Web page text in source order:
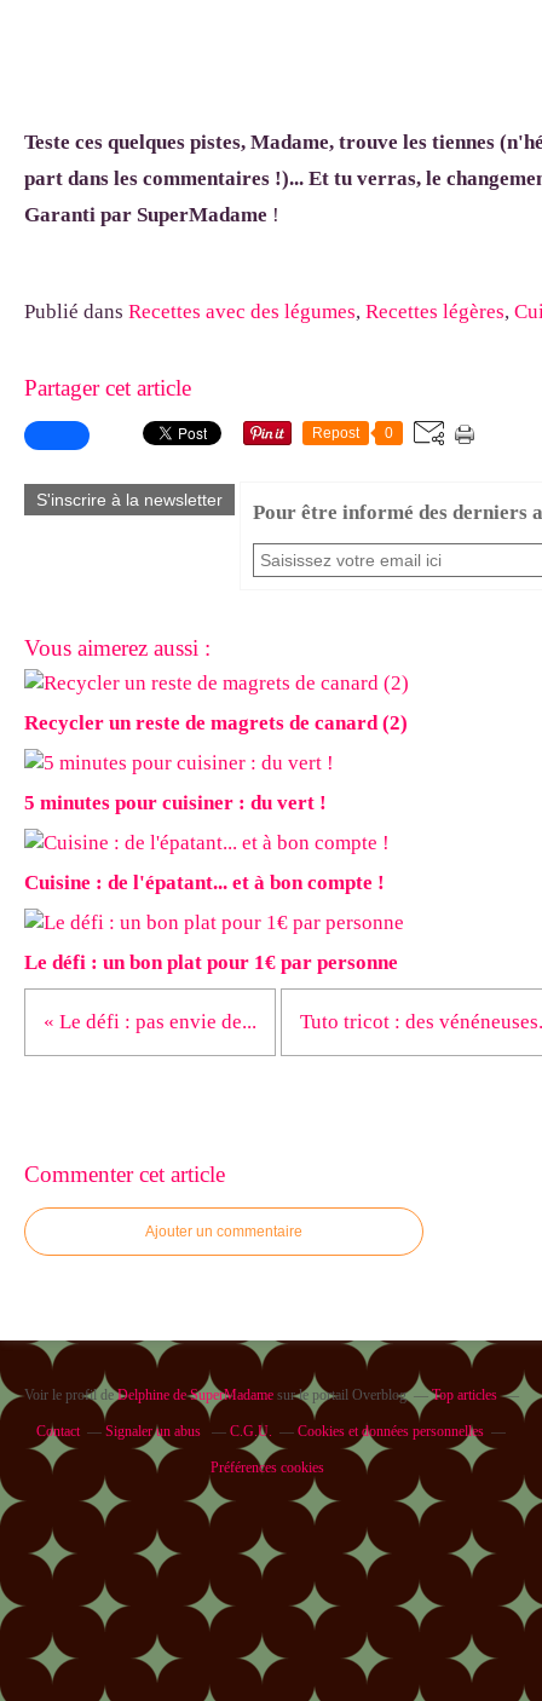
Teste ces quelques pistes, Madame, trouve les tiennes
part dans les commentaires !)... Et tu verras, le
Garanti par SuperMadame !
Publié dans Recettes avec des légumes, Recettes légères,
Partager cet article
Repost 0
S'inscrire à la newsletter
Pour être informé des derniers
Vous aimerez aussi :
Recycler un reste de magrets de canard (2)
5 minutes pour cuisiner : du vert !
Cuisine : de l'épatant... et à bon compte !
Le défi : un bon plat pour 1€ par personne
« Le défi : pas envie de... Tuto tricot : des
Commenter cet article
Ajouter un commentaire
Voir le profil deDelphine de SuperMadamesur le portail Overblog Top articles
Contact Signaler un abus C.G.U. Cookies et données personnelles
Préférences cookies